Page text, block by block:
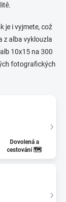
je i vyjmete, což
z alba vyklouzla
10x15 na 300
fotografických
Dovolená a
cestování 🗺️